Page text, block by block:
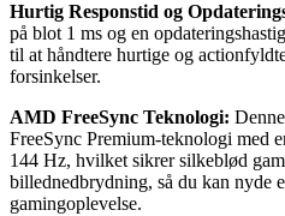
Hurtig Responstid og
på blot 1 ms og en
til at håndtere hurtige og
forsinkelser.
AMD FreeSync Teknologi:
FreeSync Premium-teknologi med
144 Hz, hvilket sikrer silkeblød
billednedbrydning, så du kan nyde
gamingoplevelse.